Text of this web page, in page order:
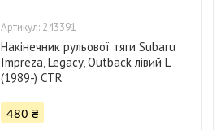
243391
Накінечник рульової тяги Subaru
Impreza, Legacy, Outback лівий L
(1989-) CTR
480 ₴